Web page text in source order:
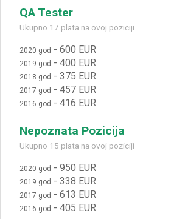
QA Tester
Ukupno 17 plata na ovoj poziciji
2020 god - 600 EUR
2019 god - 400 EUR
2018 god - 375 EUR
2017 god - 457 EUR
2016 god - 416 EUR
Nepoznata Pozicija
Ukupno 15 plata na ovoj poziciji
2020 god - 950 EUR
2019 god - 338 EUR
2017 god - 613 EUR
2016 god - 405 EUR